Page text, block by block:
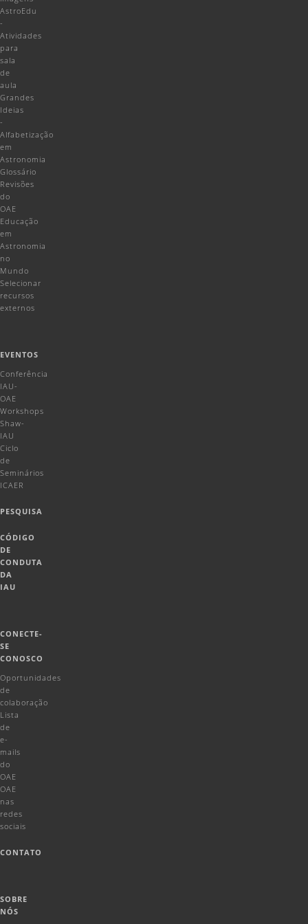
AstroEdu
-
Atividades
para
sala
de
aula
Grandes
Ideias
-
Alfabetização
em
Astronomia
Glossário
Revisões
do
OAE
Educação
em
Astronomia
no
Mundo
Selecionar
recursos
externos
EVENTOS
Conferência
IAU-
OAE
Workshops
Shaw-
IAU
Ciclo
de
Seminários
ICAER
PESQUISA
CÓDIGO
DE
CONDUTA
DA
IAU
CONECTE-
SE
CONOSCO
Oportunidades
de
colaboração
Lista
de
e-
mails
do
OAE
OAE
nas
redes
sociais
CONTATO
SOBRE
NÓS